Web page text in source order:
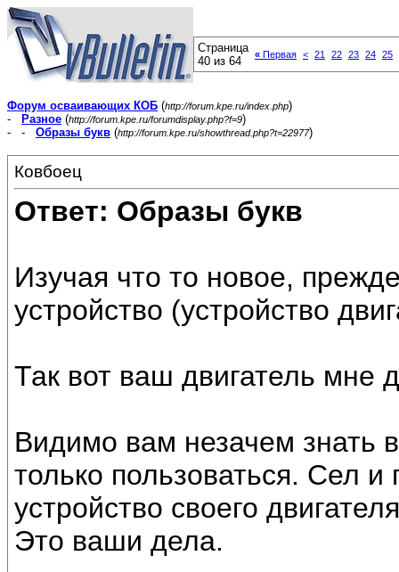
Страница
40 из 64
« Первая < 21 22 23 24 25
Форум осваивающих КОБ (http://forum.kpe.ru/index.php)
-
Разное (http://forum.kpe.ru/forumdisplay.php?f=9)
- - Образы букв (http://forum.kpe.ru/showthread.php?t=22977)
Ковбоец
Ответ: Образы букв
Изучая что то новое,
устройство (устройство
Так вот ваш двигатель мне
Видимо вам незачем знать
только пользоваться. Сел
устройство своего
Это ваши дела.